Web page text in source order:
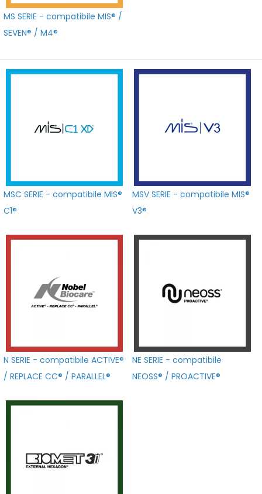
MS SERIE - compatibile MIS® /
SEVEN® / M4®
MSC SERIE - compatibile MIS®
C1®
MSV SERIE - compatibile MIS®
V3®
N SERIE - compatibile ACTIVE®
/ REPLACE CC® / PARALLEL®
NE SERIE - compatibile
NEOSS® / PROACTIVE®